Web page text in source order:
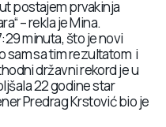
postajem prvakinja
– rekla je Mina.
minuta, što je novi
sam sa tim rezultatom i
državni rekord je u
22 godine star
Predrag Krstović bio je